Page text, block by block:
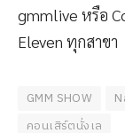
gmmlive หรือ
Eleven ทุกสาขา
GMM SHOW
คอนเสิร์ตนั่งเล